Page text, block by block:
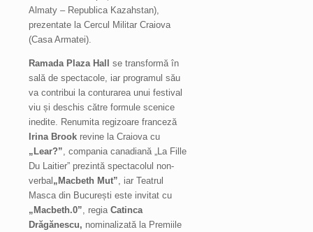
Almaty – Republica Kazahstan),
prezentate la Cercul Militar Craiova
(Casa Armatei).
Ramada Plaza Hall se transformă în
sală de spectacole, iar programul său
va contribui la conturarea unui festival
viu și deschis către formule scenice
inedite. Renumita regizoare franceză
Irina Brook revine la Craiova cu
„Lear?”, compania canadiană „La Fille
Du Laitier” prezintă spectacolul non-
verbal „Macbeth Mut”, iar Teatrul
Masca din București este invitat cu
„Macbeth.0”, regia Catinca
Drăgănescu, nominalizată la Premiile